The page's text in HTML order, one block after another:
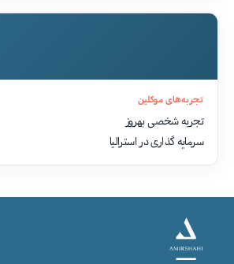
تجربه‌های موکلین
تجربه شخصی بهروز
سرمایه گذاری در استرالیا